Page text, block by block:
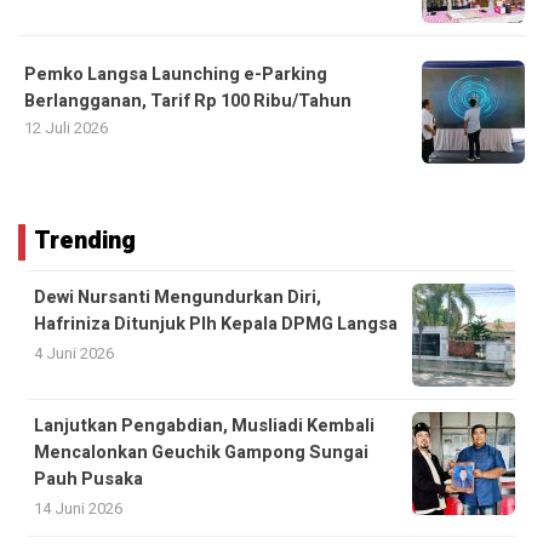
Pemko Langsa Launching e-Parking
Berlangganan, Tarif Rp 100 Ribu/Tahun
12 Juli 2026
Trending
Dewi Nursanti Mengundurkan Diri,
Hafriniza Ditunjuk Plh Kepala DPMG Langsa
4 Juni 2026
Lanjutkan Pengabdian, Musliadi Kembali
Mencalonkan Geuchik Gampong Sungai
Pauh Pusaka
14 Juni 2026